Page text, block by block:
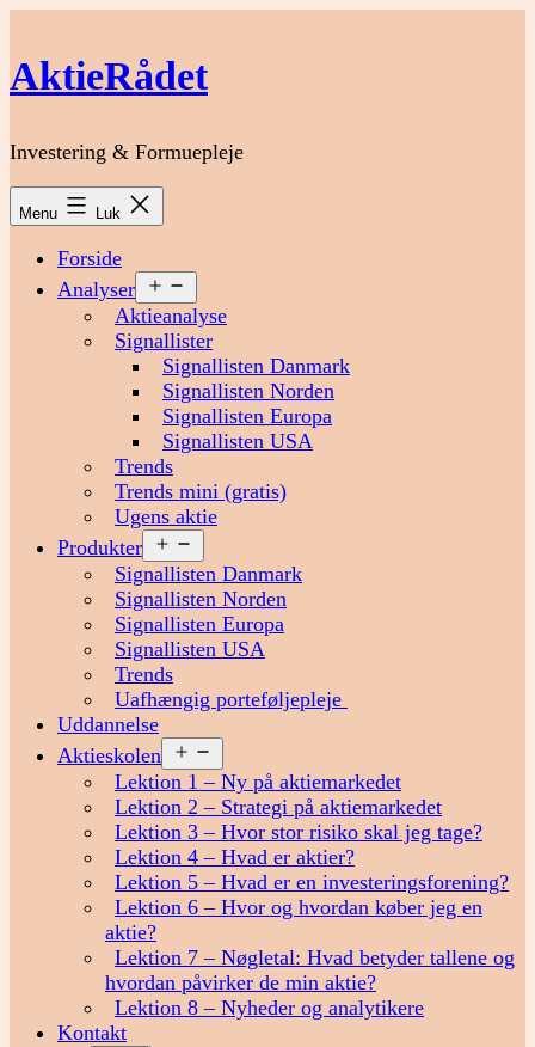
indhold
AktieRådet
Investering & Formuepleje
Menu Luk
Forside
Analyser
menu
Aktieanalyse
Signallister
Signallisten Danmark
Signallisten Norden
Signallisten Europa
Signallisten USA
Trends
Trends mini (gratis)
Ugens aktie
Produkter
menu
Signallisten Danmark
Signallisten Norden
Signallisten Europa
Signallisten USA
Trends
Uafhængig porteføljepleje
Uddannelse
Aktieskolen
menu
Lektion 1 – Ny på aktiemarkedet
Lektion 2 – Strategi på aktiemarkedet
Lektion 3 – Hvor stor risiko skal jeg tage?
Lektion 4 – Hvad er aktier?
Lektion 5 – Hvad er en investeringsforening?
Lektion 6 – Hvor og hvordan køber jeg en
aktie?
Lektion 7 – Nøgletal: Hvad betyder tallene og
hvordan påvirker de min aktie?
Lektion 8 – Nyheder og analytikere
Kontakt